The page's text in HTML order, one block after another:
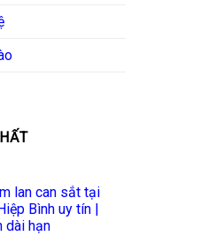
lan can sắt tại
Bình uy tín |
dài hạn